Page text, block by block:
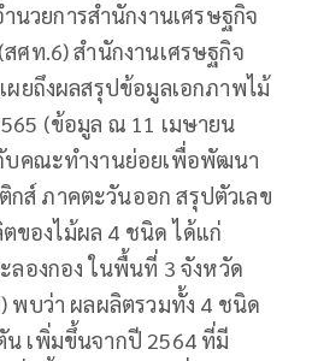
วยการสำนักงานเศรษฐกิจ
ศท.6) สำนักงานเศรษฐกิจ
ผยถึงผลสรุปข้อมูลเอกภาพไม้
(ข้อมูล ณ 11 เมษายน
บคณะทำงานย่อยเพื่อพัฒนา
ส์ ภาคตะวันออก สรุปตัวเลข
ของไม้ผล 4 ชนิด ได้แก่
ลองกอง ในพื้นที่ 3 จังหวัด
พบว่า ผลผลิตรวมทั้ง 4 ชนิด
เพิ่มขึ้นจากปี 2564 ที่มี